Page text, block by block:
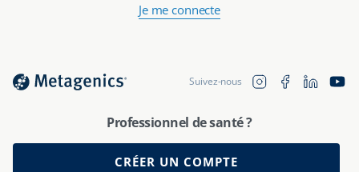
Je me connecte
Suivez-nous InstagramFacebookTranslation
Professionnel de santé ?
CRÉER UN COMPTE